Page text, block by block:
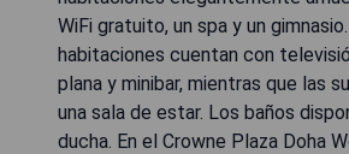
WiFi gratuito, un spa y un
habitaciones cuentan con
plana y minibar, mientras que las
una sala de estar. Los baños
ducha. En el Crowne Plaza Doha